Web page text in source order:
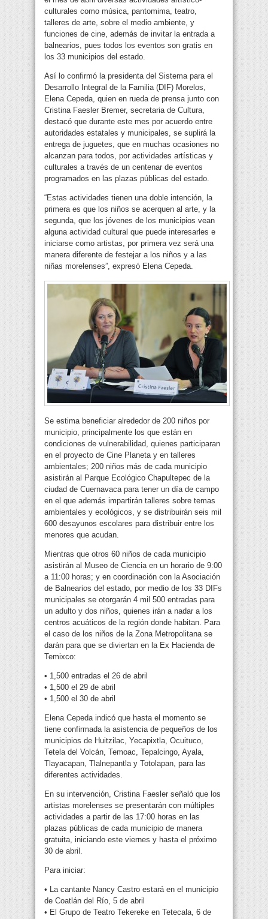
culturales como música, pantomima, teatro,
talleres de arte, sobre el medio ambiente, y
funciones de cine, además de invitar la entrada a
balnearios, pues todos los eventos son gratis en
los 33 municipios del estado.
Así lo confirmó la presidenta del Sistema para el
Desarrollo Integral de la Familia (DIF) Morelos,
Elena Cepeda, quien en rueda de prensa junto con
Cristina Faesler Bremer, secretaria de Cultura,
destacó que durante este mes por acuerdo entre
autoridades estatales y municipales, se suplirá la
entrega de juguetes, que en muchas ocasiones no
alcanzan para todos, por actividades artísticas y
culturales a través de un centenar de eventos
programados en las plazas públicas del estado.
“Estas actividades tienen una doble intención, la
primera es que los niños se acerquen al arte, y la
segunda, que los jóvenes de los municipios vean
alguna actividad cultural que puede interesarles e
iniciarse como artistas, por primera vez será una
manera diferente de festejar a los niños y a las
niñas morelenses”, expresó Elena Cepeda.
Se estima beneficiar alrededor de 200 niños por
municipio, principalmente los que están en
condiciones de vulnerabilidad, quienes participaran
en el proyecto de Cine Planeta y en talleres
ambientales; 200 niños más de cada municipio
asistirán al Parque Ecológico Chapultepec de la
ciudad de Cuernavaca para tener un día de campo
en el que además impartirán talleres sobre temas
ambientales y ecológicos, y se distribuirán seis mil
600 desayunos escolares para distribuir entre los
menores que acudan.
Mientras que otros 60 niños de cada municipio
asistirán al Museo de Ciencia en un horario de 9:00
a 11:00 horas; y en coordinación con la Asociación
de Balnearios del estado, por medio de los 33 DIFs
municipales se otorgarán 4 mil 500 entradas para
un adulto y dos niños, quienes irán a nadar a los
centros acuáticos de la región donde habitan. Para
el caso de los niños de la Zona Metropolitana se
darán para que se diviertan en la Ex Hacienda de
Temixco:
• 1,500 entradas el 26 de abril
• 1,500 el 29 de abril
• 1,500 el 30 de abril
Elena Cepeda indicó que hasta el momento se
tiene confirmada la asistencia de pequeños de los
municipios de Huitzilac, Yecapixtla, Ocuituco,
Tetela del Volcán, Temoac, Tepalcingo, Ayala,
Tlayacapan, Tlalnepantla y Totolapan, para las
diferentes actividades.
En su intervención, Cristina Faesler señaló que los
artistas morelenses se presentarán con múltiples
actividades a partir de las 17:00 horas en las
plazas públicas de cada municipio de manera
gratuita, iniciando este viernes y hasta el próximo
30 de abril.
Para iniciar:
• La cantante Nancy Castro estará en el municipio
de Coatlán del Río, 5 de abril
• El Grupo de Teatro Tekereke en Tetecala, 6 de